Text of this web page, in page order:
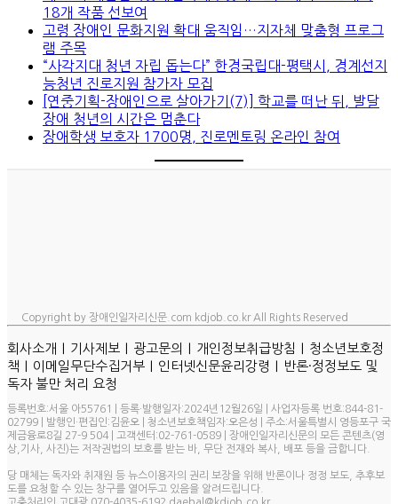
18개 작품 선보여
고령 장애인 문화지원 확대 움직임…지자체 맞춤형 프로그
램 주목
“사각지대 청년 자립 돕는다” 한경국립대-평택시, 경계선지
능청년 진로지원 참가자 모집
[연중기획-장애인으로 살아가기(7)] 학교를 떠난 뒤, 발달
장애 청년의 시간은 멈춘다
장애학생 보호자 1700명, 진로멘토링 온라인 참여
Copyright by 장애인일자리신문.com kdjob.co.kr All Rights Reserved
회사소개 ㅣ 기사제보 ㅣ 광고문의 ㅣ 개인정보취급방침 ㅣ 청소년보호정
책 ㅣ 이메일무단수집거부 ㅣ 인터넷신문윤리강령 ㅣ 반론·정정보도 및
독자 불만 처리 요청
등록번호:서울 아55761 | 등록·발행일자:2024년12월26일 | 사업자등록 번호:844-81-
02799 | 발행인·편집인:김윤오 | 청소년보호책임자:오은성 | 주소:서울특별시 영등포구 국
제금융로8길 27-9 504 | 고객센터:02-761-0589 | 장애인일자리신문의 모든 콘텐츠(영
상,기사, 사진)는 저작권법의 보호를 받는 바, 무단 전재와 복사, 배포 등을 금합니다.
당 매체는 독자와 취재원 등 뉴스이용자의 권리 보장을 위해 반론이나 정정 보도, 추후보
도를 요청할 수 있는 창구를 열어두고 있음을 알려드립니다.